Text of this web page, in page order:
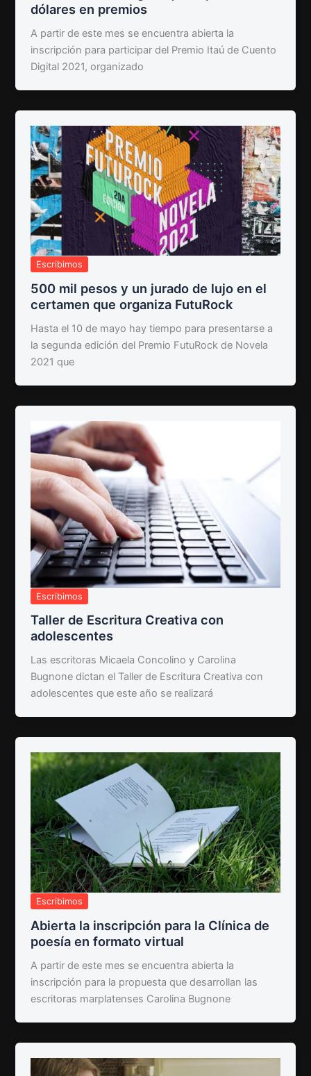
dólares en premios
A partir de este mes se encuentra abierta la
inscripción para participar del Premio Itaú de Cuento
Digital 2021, organizado
Escribimos
500 mil pesos y un jurado de lujo en el
certamen que organiza FutuRock
Hasta el 10 de mayo hay tiempo para presentarse a
la segunda edición del Premio FutuRock de Novela
2021 que
Escribimos
Taller de Escritura Creativa con
adolescentes
Las escritoras Micaela Concolino y Carolina
Bugnone dictan el Taller de Escritura Creativa con
adolescentes que este año se realizará
Escribimos
Abierta la inscripción para la Clínica de
poesía en formato virtual
A partir de este mes se encuentra abierta la
inscripción para la propuesta que desarrollan las
escritoras marplatenses Carolina Bugnone